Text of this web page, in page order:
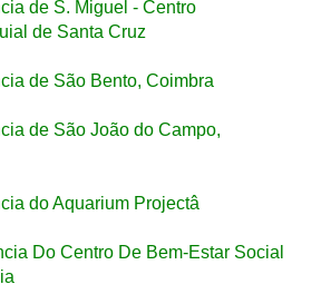
de S. Miguel - Centro
de Santa Cruz
de São Bento, Coimbra
de São João do Campo,
do Aquarium Projectâ
Do Centro De Bem-Estar Social